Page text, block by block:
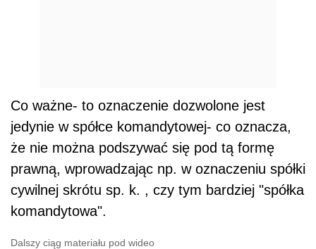
Co ważne- to oznaczenie dozwolone jest
jedynie w spółce komandytowej- co oznacza,
że nie można podszywać się pod tą formę
prawną, wprowadzając np. w oznaczeniu spółki
cywilnej skrótu sp. k. , czy tym bardziej "spółka
komandytowa".
Dalszy ciąg materiału pod wideo